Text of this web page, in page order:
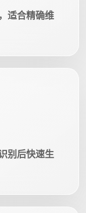
适合精确维
别后快速生